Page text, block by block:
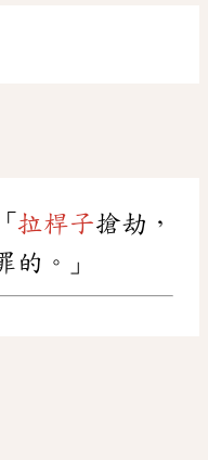
拉桿子搶劫，
的。」